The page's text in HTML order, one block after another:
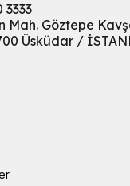
3333
Mah. Göztepe
Üsküdar /